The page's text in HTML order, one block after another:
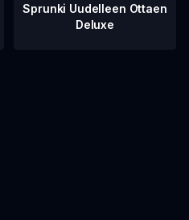
Sprunki Uudelleen Ottaen
Deluxe